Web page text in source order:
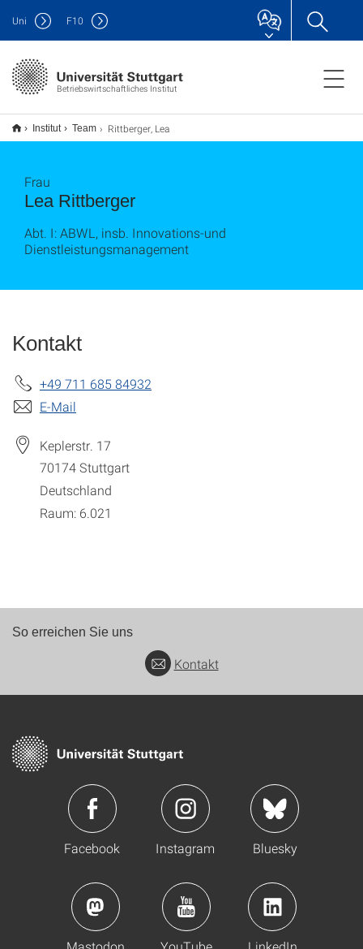
Betriebswirtschaftliches Institut
Uni F10
Institut Team Rittberger, Lea
Lea Rittberger
Frau
Abt. I: ABWL, insb. Innovations-und
Dienstleistungsmanagement
Kontakt
+49 711 685 84932
E-Mail
Keplerstr. 17
70174Stuttgart
Deutschland
Raum: 6.021
So erreichen Sie uns
Kontakt
Facebook Instagram Bluesky